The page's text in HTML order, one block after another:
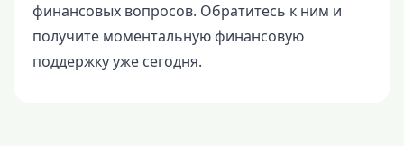
финансовых вопросов. Обратитесь к ним и
получите моментальную финансовую
поддержку уже сегодня.